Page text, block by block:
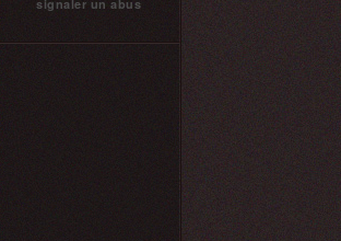
signaler un abus